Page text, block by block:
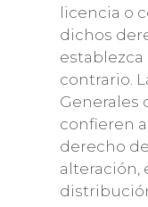
licencia o
dichos
contrario.
Generales
confieren
derecho
alteración,